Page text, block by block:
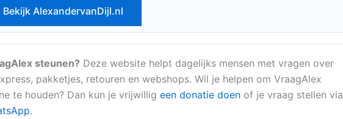
Bekijk AlexandervanDijl.nl
steunen? Deze website helpt dagelijks mensen met vragen over
pakketjes, retouren en webshops. Wil je helpen om VraagAlex
te houden? Dan kun je vrijwillig een donatie doen of je vraag stellen via
.